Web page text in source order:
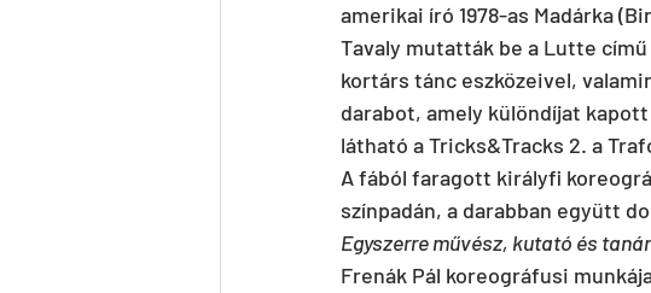
amerikai író 1978-as Madárka
Tavaly mutatták be a Lutte
kortárs tánc eszközeivel,
darabot, amely különdíjat
látható a Tricks&Tracks 2. a
A fából faragott királyfi
színpadán, a darabban együtt
Egyszerre művész, kutató és tanár
Frenák Pál koreográfusi